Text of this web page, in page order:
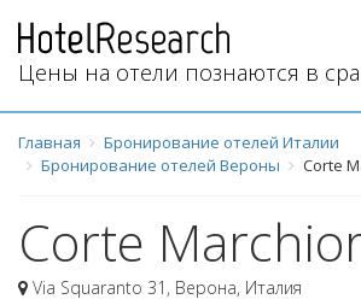
Цены на отели познаются в
Главная
Бронирование отелей Италии
Бронирование отелей Вероны
Corte
Corte
Via Squaranto 31 , Верона, Италия